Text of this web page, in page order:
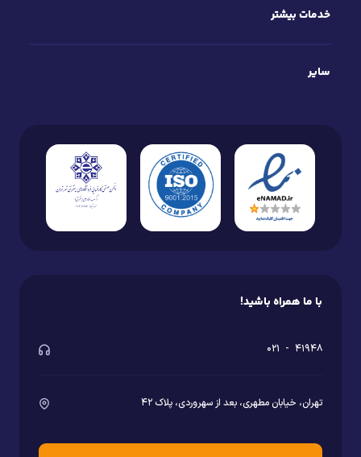
خدمات بیشتر
سایر
با ما همراه باشید!
۰۲۱ - ۴۱۹۴۸
تهران، خیابان مطهری، بعد از سهروردی، پلاک ۴۲